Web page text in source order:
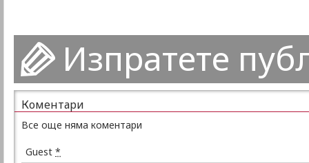
Изпратете
Коментари
Все още няма коментари
Guest *